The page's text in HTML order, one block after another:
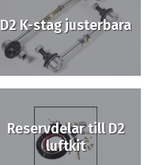
D2 K-stag justerbara
Reservdelar till D2
luftkit